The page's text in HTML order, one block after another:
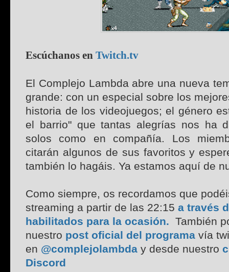
Escúchanos en Twitch.tv
El Complejo Lambda abre una nueva
grande: con un especial sobre los
historia de los videojuegos; el género
el barrio" que tantas alegrías nos ha
solos como en compañía. Los
citarán algunos de sus favoritos y
también lo hagáis. Ya estamos aquí de
Como siempre, os recordamos que
streaming a partir de las 22:15 a través
habilitados para la ocasión. También
nuestro post oficial del programa vía
en @complejolambda y desde nuestro
Discord